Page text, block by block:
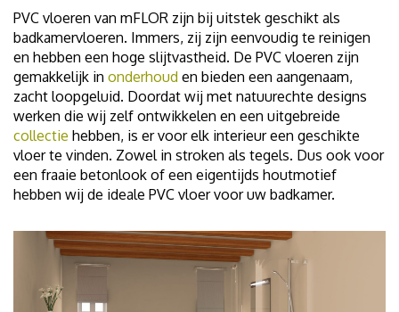
PVC vloeren van mFLOR zijn bij uitstek geschikt als
badkamervloeren. Immers, zij zijn eenvoudig te reinigen
en hebben een hoge slijtvastheid. De PVC vloeren zijn
gemakkelijk in onderhoud en bieden een aangenaam,
zacht loopgeluid. Doordat wij met natuurechte designs
werken die wij zelf ontwikkelen en een uitgebreide
collectie hebben, is er voor elk interieur een geschikte
vloer te vinden. Zowel in stroken als tegels. Dus ook voor
een fraaie betonlook of een eigentijds houtmotief
hebben wij de ideale PVC vloer voor uw badkamer.